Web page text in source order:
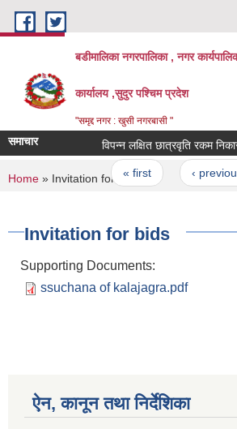
Skip to main content
बडीमालिका नगरपालिका , नगर
कार्यालय ,सुदुर पश्चिम प्रदेश
"समृद्द नगर : खुसी नगरबासी "
समाचार विपन्न लक्षित छात्रवृति रकम निकासा
Pages
« first ‹ previous
You are here
Home » Invitation for bids
Invitation for bids
Supporting Documents:
ssuchana of kalajagra.pdf
ऐन, कानून तथा निर्देशिका